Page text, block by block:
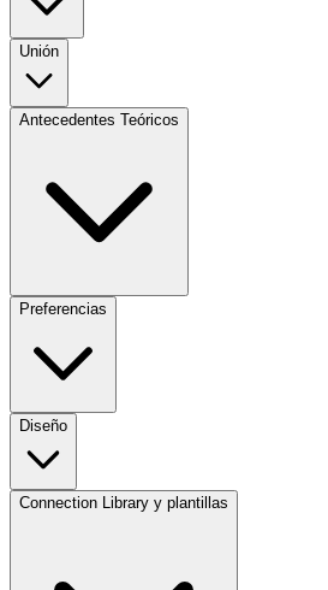
Unión
Antecedentes Teóricos
Preferencias
Diseño
Connection Library y plantillas